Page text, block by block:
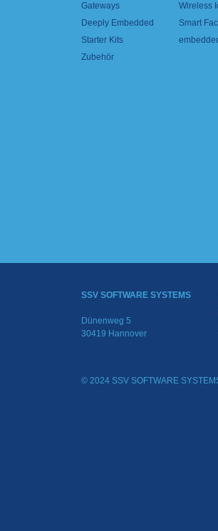
Gateways
Deeply Embedded
Starter Kits
Zubehör
Wireless
Smart
SSV SOFTWARE SYSTEMS
Dünenweg 5
30419 Hannover
© 2024 SSV SOFTWARE